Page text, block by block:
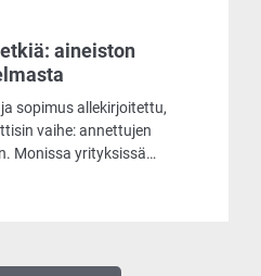
aineiston
sopimus allekirjoitettu,
vaihe: annettujen
Monissa yrityksissä